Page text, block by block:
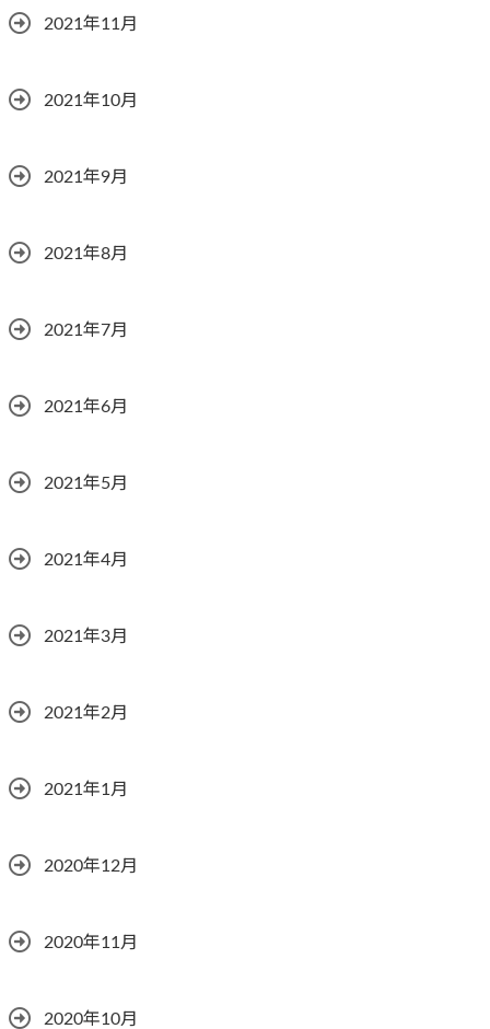
2021年11月
2021年10月
2021年9月
2021年8月
2021年7月
2021年6月
2021年5月
2021年4月
2021年3月
2021年2月
2021年1月
2020年12月
2020年11月
2020年10月